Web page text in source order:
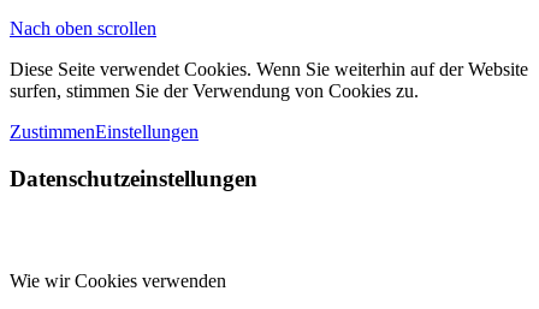
Nach oben scrollen
Diese Seite verwendet Cookies. Wenn Sie weiterhin auf der Website
surfen, stimmen Sie der Verwendung von Cookies zu.
ZustimmenEinstellungen
Datenschutzeinstellungen
Wie wir Cookies verwenden